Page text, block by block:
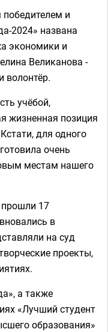
и
2024» названа
экономики и
Великанова -
волонтёр.
учёбой,
жизненная позиция
для одного
очень
местам нашего
прошли 17
в
на суд
проекты,
а также
«Лучший студент
образования»